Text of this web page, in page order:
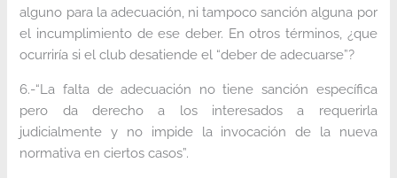
alguno para la adecuación, ni tampoco sanción alguna por
el incumplimiento de ese deber. En otros términos, ¿que
ocurriría si el club desatiende el “deber de adecuarse”?
6.-“La falta de adecuación no tiene sanción específica
pero da derecho a los interesados a requerirla
judicialmente y no impide la invocación de la nueva
normativa en ciertos casos”.